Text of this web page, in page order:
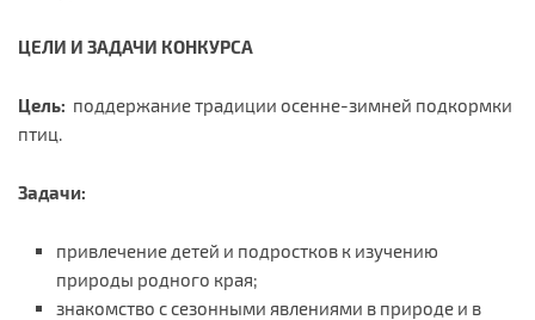
ЦЕЛИ И ЗАДАЧИ КОНКУРСА
Цель: поддержание традиции осенне-зимней подкормки
птиц.
Задачи:
привлечение детей и подростков к изучению
природы родного края;
знакомство с сезонными явлениями в природе и в